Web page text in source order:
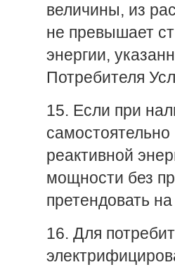
величины, из
не превышает
энергии,
Потребителя
15. Если при
реактивной
мощности без
претендовать
16. Для